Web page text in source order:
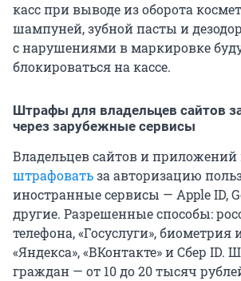
касс при выводе из оборота
шампуней, зубной пасты и
с нарушениями в маркировке
блокироваться на кассе.
Штрафы для владельцев сайтов
через зарубежные сервисы
Владельцев сайтов и приложений
штрафоватьза авторизацию
иностранные сервисы — Apple ID,
другие. Разрешенные способы:
телефона, «Госуслуги», биометрия
«Яндекса», «ВКонтакте» и Сбер ID.
граждан — от 10 до 20 тысяч